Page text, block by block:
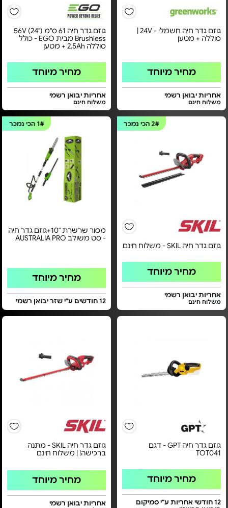
גוזם גדר חיה חשמלי - 24V |
סוללה + מטען
מחיר מיוחד
אחריות יבואן רשמי
משלוח חינם
גוזם גדר חיה 61 ס"מ ("24) 56V
Brushless מבית EGO - כולל
סוללה 2.5Ah + מטען
מחיר מיוחד
אחריות יבואן רשמי
משלוח חינם
2#הכי נמכר
גוזם גדר חיה SKIL - משלוח חינם
מחיר מיוחד
אחריות יבואן רשמי
משלוח חינם
1#הכי נמכר
מסור שרשרת "10+גוזם גדר חיה
- סט משולב AUSTRALIA PRO
מחיר מיוחד
12 חודשים ע"י שזר יבואן רשמי
גוזם גדר חיה GPT - דגם
TOT041
מחיר מיוחד
12 חודשי אחריות ע"י סמיקום
גוזם גדר חיה SKIL - מתנה
ברכישה! | משלוח חינם
מחיר מיוחד
אחריות יבואן רשמי